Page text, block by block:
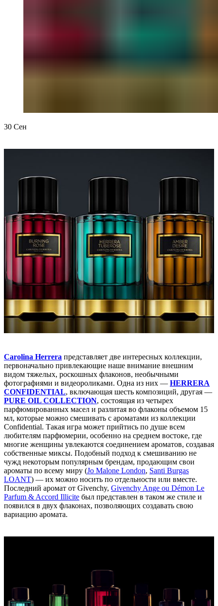
30 Сен
Carolina Herrera представляет две интересных коллекции,
первоначально привлекающие наше внимание внешним
видом тяжелых, роскошных флаконов, необычными
фотографиями и видеороликами. Одна из них — HERRERA
CONFIDENTIAL, включающая шесть композиций, другая —
PURE OIL COLLECTION, состоящая из четырех
парфюмированных масел и разлитая во флаконы объемом 15
мл, которые можно смешивать с ароматами из коллекции
Confidential. Такая игра может прийтись по душе всем
любителям парфюмерии, особенно на среднем востоке, где
многие женщины увлекаются соединением ароматов, создавая
собственные миксы. Подобный подход к смешиванию не
чужд некоторым популярным брендам, продающим свои
ароматы по всему миру (Jo Malone London, Santi Burgas
LOANT) — их можно носить по отдельности или вместе.
Последний аромат от Givenchy, Givenchy Ange ou Démon Le
Parfum & Accord Illicite был представлен в таком же стиле и
появился в двух флаконах, позволяющих создавать свою
вариацию аромата.